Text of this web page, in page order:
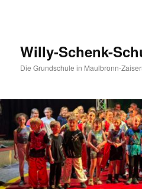
Willy-Schenk-
Die Grundschule in Maulbronn-